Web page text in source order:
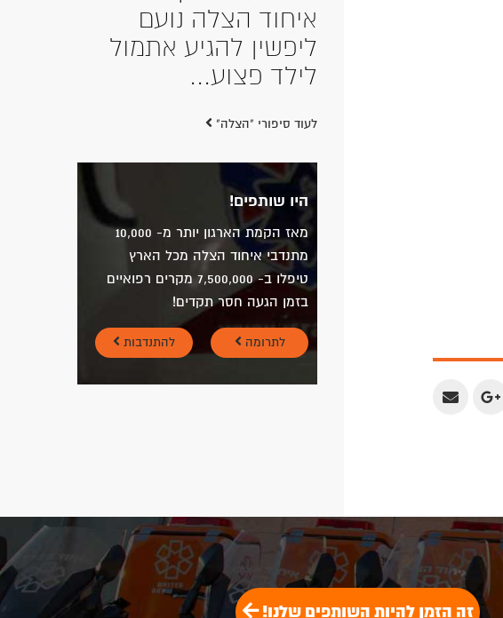
Share
Share
איחוד הצלה נועם
ליפשין להגיע אתמול
לילד פצוע...
לעוד סיפורי "הצלה"
היו שותפים!
מאז הקמת הארגון יותר מ- 10,000
מתנדבי איחוד הצלה מכל הארץ
טיפלו ב- 7,500,000 מקרים רפואיים
בזמן הגעה חסר תקדים!
לתרומה להתנדבות
זה הזמן להיות השותפים שלנו!